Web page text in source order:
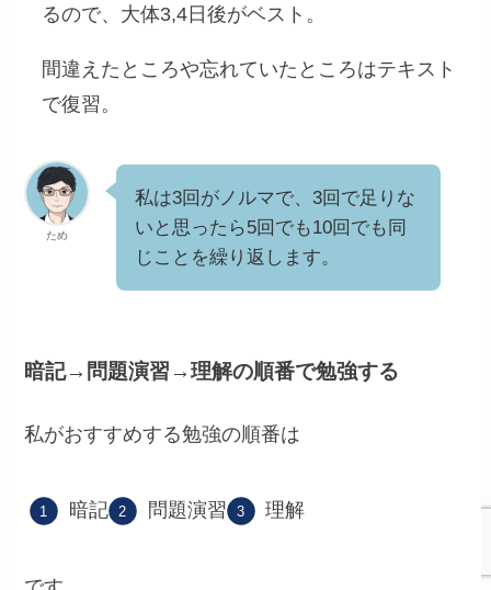
るので、大体3,4日後がベスト。
間違えたところや忘れていたところはテキスト
で復習。
ため
私は3回がノルマで、3回で足りな
いと思ったら5回でも10回でも同
じことを繰り返します。
暗記→問題演習→理解の順番で勉強する
私がおすすめする勉強の順番は
暗記 問題演習 理解